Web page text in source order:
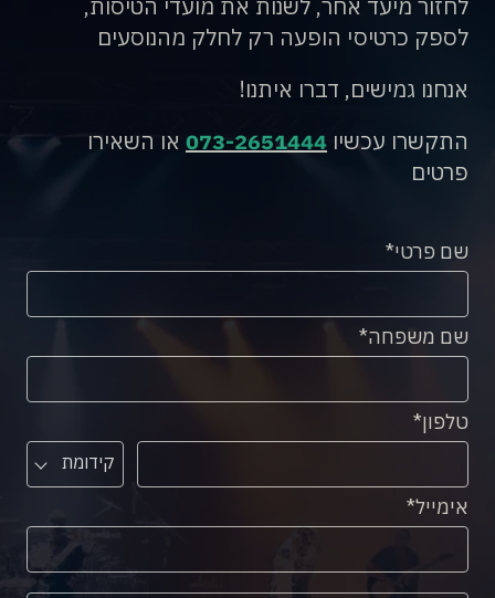
לחזור מיעד אחר, לשנות את מועדי הטיסות,
לספק כרטיסי הופעה רק לחלק מהנוסעים
אנחנו גמישים, דברו איתנו!
התקשרו עכשיו 073-2651444 או השאירו
פרטים
שם פרטי
שם משפחה
טלפון
קידומת
אימייל